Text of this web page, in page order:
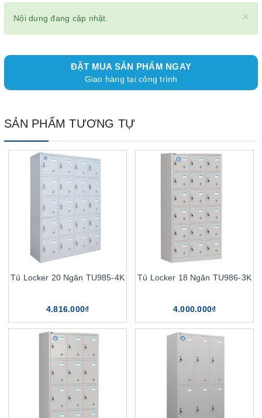
×
Nội dung đang cập nhật.
ĐẶT MUA SẢN PHẨM NGAY
Giao hàng tại công trình
SẢN PHẨM TƯƠNG TỰ
Tủ Locker 20 Ngăn TU985-4K
4.816.000₫
Tủ Locker 18 Ngăn TU986-3K
4.000.000₫